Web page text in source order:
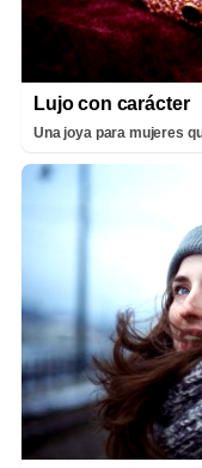
Lujo con carácter
Una joya para mujeres